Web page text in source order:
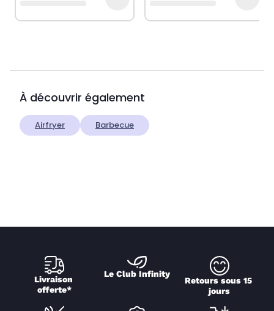
À découvrir également
Airfryer Barbecue
Livraison
offerte*
Le Club Infinity
Retours sous 15
jours